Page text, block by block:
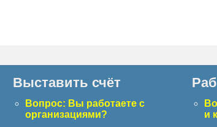
Выставить счёт
Вопрос: Вы работаете с
организациями?
и